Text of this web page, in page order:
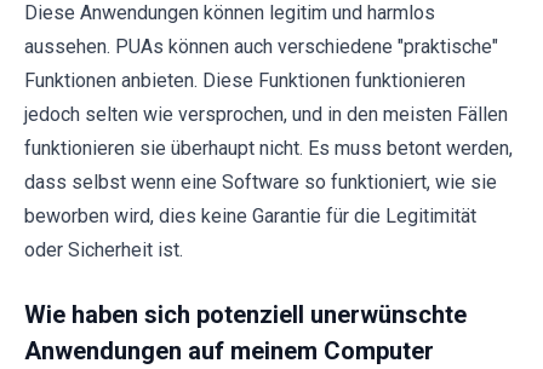
Diese Anwendungen können legitim und harmlos
aussehen. PUAs können auch verschiedene "praktische"
Funktionen anbieten. Diese Funktionen funktionieren
jedoch selten wie versprochen, und in den meisten Fällen
funktionieren sie überhaupt nicht. Es muss betont werden,
dass selbst wenn eine Software so funktioniert, wie sie
beworben wird, dies keine Garantie für die Legitimität
oder Sicherheit ist.
Wie haben sich potenziell unerwünschte
Anwendungen auf meinem Computer